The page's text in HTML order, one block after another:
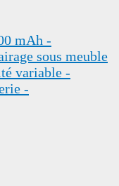
mAh -
sous meuble
variable -
-